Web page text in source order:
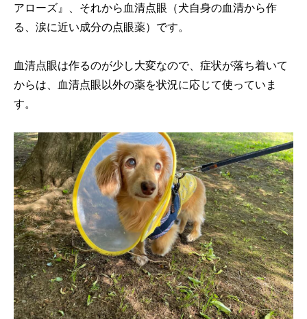
アローズ』、それから血清点眼（犬自身の血清から作
る、涙に近い成分の点眼薬）です。
血清点眼は作るのが少し大変なので、症状が落ち着いて
からは、血清点眼以外の薬を状況に応じて使っていま
す。